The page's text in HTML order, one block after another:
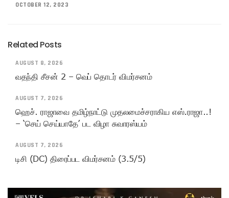
OCTOBER 12, 2023
Related Posts
AUGUST 8, 2026
வதந்தி சீசன் 2 – வெப் தொடர் விமர்சனம்
AUGUST 7, 2026
ஹெச். ராஜாவை தமிழ்நாட்டு முதலமைச்சராகிய எஸ்.ராஜா..!
– ‘செய் செய்யாதே’ பட விழா சுவாரஸ்யம்
AUGUST 7, 2026
டிசி (DC) திரைப்பட விமர்சனம் (3.5/5)